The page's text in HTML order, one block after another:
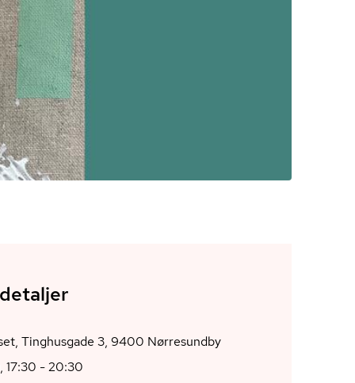
Tinghuset, Tinghusgade 3, 9400 Nørresundby
17:30 - 20:30